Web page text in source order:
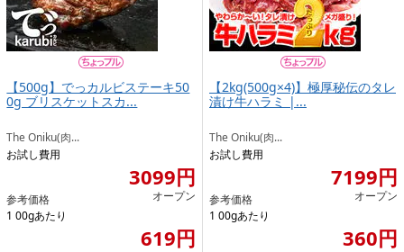
【500g】でっカルビステーキ50
0g ブリスケットスカ...
The Oniku(肉...
お試し費用
3099円
参考価格
オープン
1 00gあたり
619円
【2kg(500g×4)】極厚秘伝のタレ
漬け牛ハラミ |...
The Oniku(肉...
お試し費用
7199円
参考価格
オープン
1 00gあたり
360円